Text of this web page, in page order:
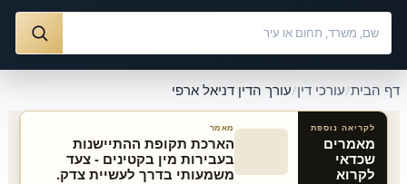
חיפוש לפי שם, משרד, תחום משפט או עיר
דף הבית/עורכי דין/עורך הדין דניאל ארפי
מאמרים קשורים באתר
לקריאה נוספת
מאמרים
שכדאי
לקרוא
מאמר
הארכת תקופת ההתיישנות
בעבירות מין בקטינים - צעד
משמעותי בדרך לעשיית צדק.